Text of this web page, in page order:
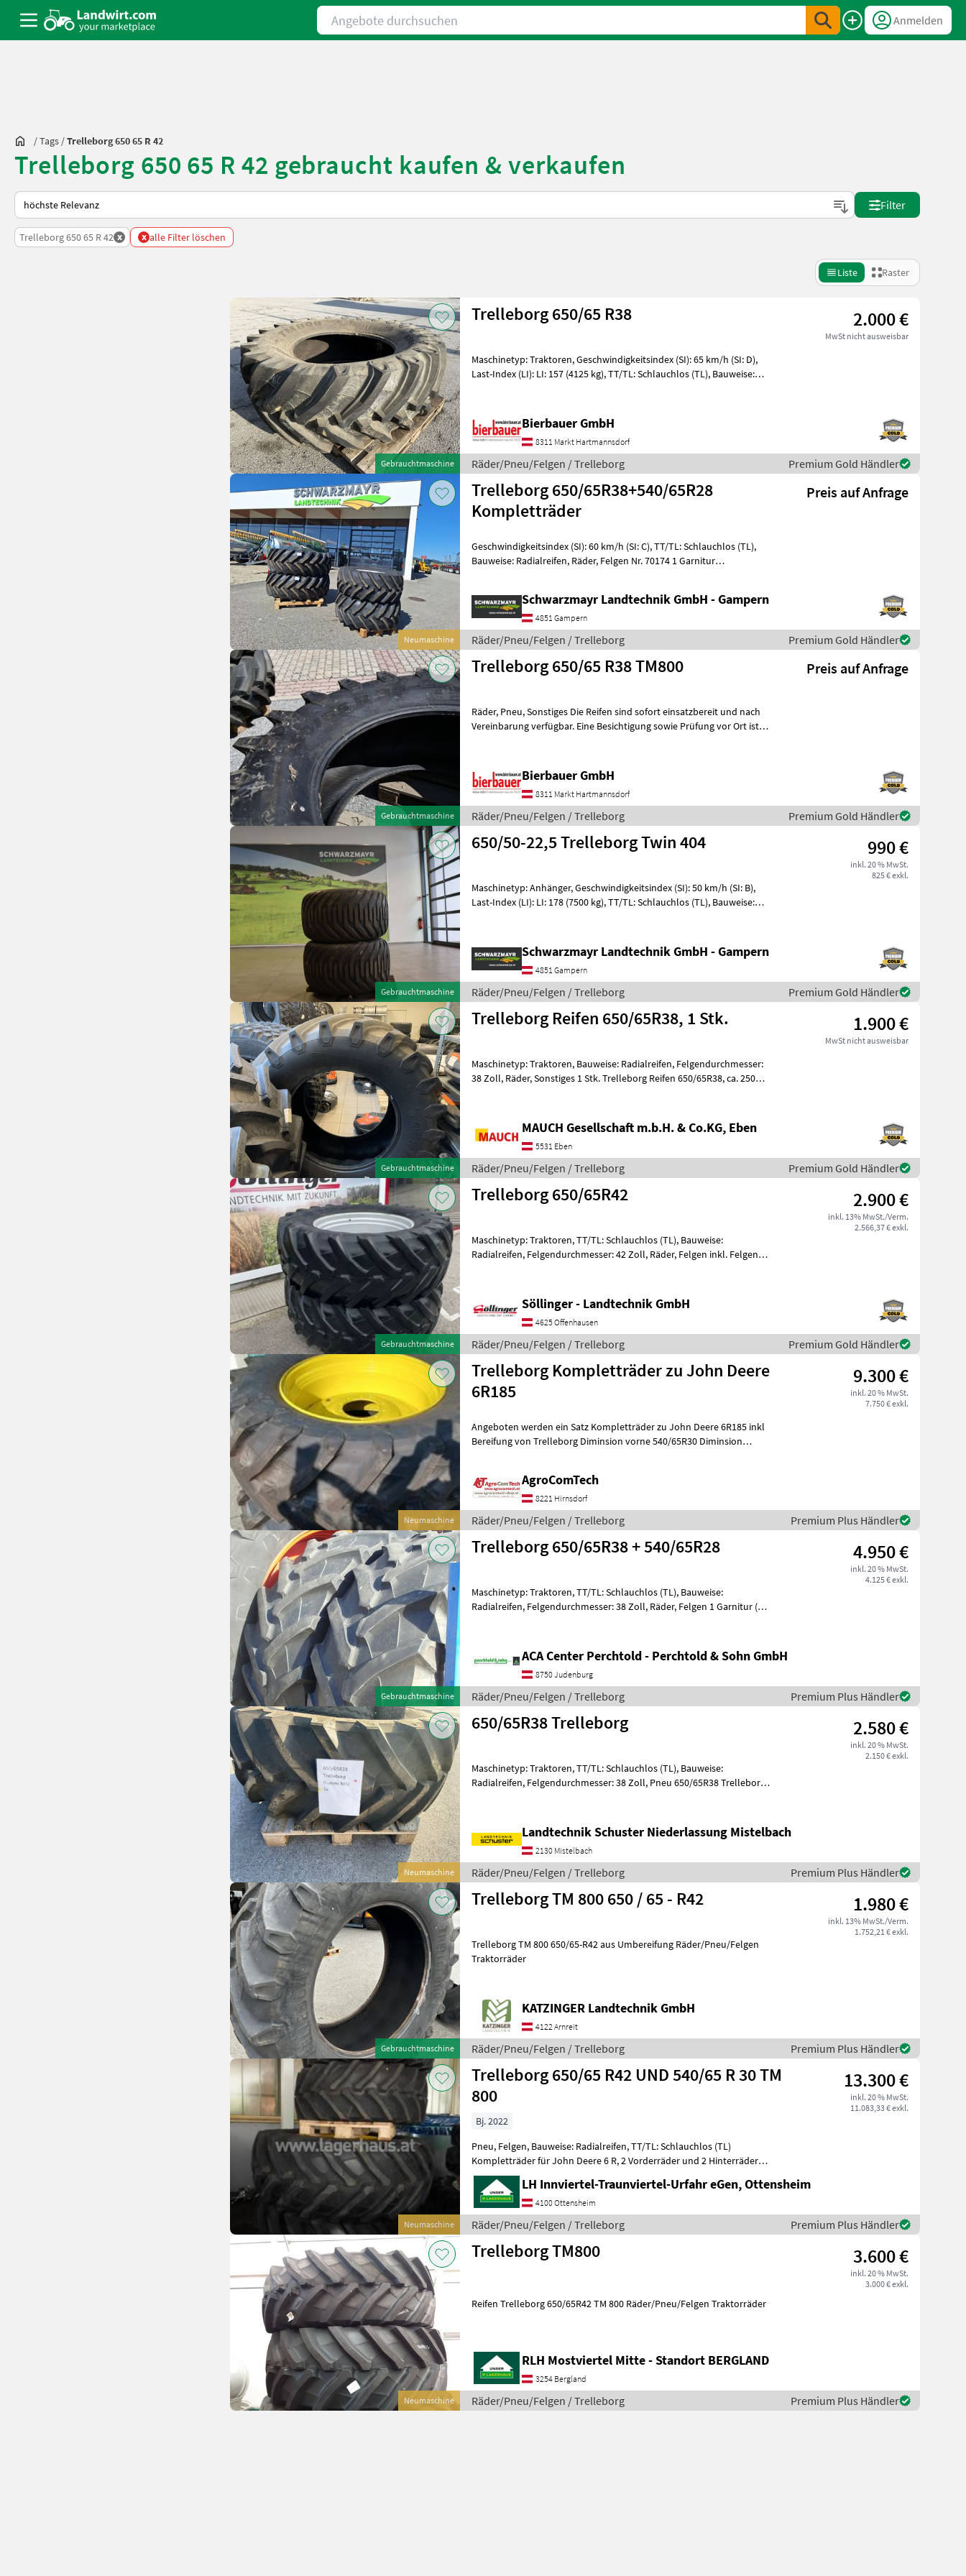
Angebote durchsuchen
Anmelden
/Tags /Trelleborg 650 65 R 42
Trelleborg 650 65 R 42 gebraucht kaufen & verkaufen
So wird auf Landwirt.com sortiert
Filter
Trelleborg 650 65 R 42 x x alle Filter löschen
Liste Raster
Gebrauchtmaschine
Trelleborg 650/65 R38 2.000 €
MwSt nicht ausweisbar
Maschinetyp: Traktoren, Geschwindigkeitsindex (SI): 65 km/h (SI: D),
Last-Index (LI): LI: 157 (4125 kg), TT/TL: Schlauchlos (TL), Bauweise:
Bierbauer GmbH
8311 Markt Hartmannsdorf
Räder/Pneu/Felgen / Trelleborg Premium Gold Händler
Neumaschine
Trelleborg 650/65R38+540/65R28
Kompletträder
Preis auf Anfrage
Geschwindigkeitsindex (SI): 60 km/h (SI: C), TT/TL: Schlauchlos (TL),
Bauweise: Radialreifen, Räder, Felgen Nr. 70174 1 Garnitur
Schwarzmayr Landtechnik GmbH - Gampern
4851 Gampern
Räder/Pneu/Felgen / Trelleborg Premium Gold Händler
Gebrauchtmaschine
Trelleborg 650/65 R38 TM800 Preis auf Anfrage
Räder, Pneu, Sonstiges Die Reifen sind sofort einsatzbereit und nach
Vereinbarung verfügbar. Eine Besichtigung sowie Prüfung vor Ort ist
Bierbauer GmbH
8311 Markt Hartmannsdorf
Räder/Pneu/Felgen / Trelleborg Premium Gold Händler
Gebrauchtmaschine
650/50-22,5 Trelleborg Twin 404 990 €
inkl. 20 % MwSt.
825 € exkl.
Maschinetyp: Anhänger, Geschwindigkeitsindex (SI): 50 km/h (SI: B),
Last-Index (LI): LI: 178 (7500 kg), TT/TL: Schlauchlos (TL), Bauweise:
Schwarzmayr Landtechnik GmbH - Gampern
4851 Gampern
Räder/Pneu/Felgen / Trelleborg Premium Gold Händler
Gebrauchtmaschine
Trelleborg Reifen 650/65R38, 1 Stk. 1.900 €
MwSt nicht ausweisbar
Maschinetyp: Traktoren, Bauweise: Radialreifen, Felgendurchmesser:
38 Zoll, Räder, Sonstiges 1 Stk. Trelleborg Reifen 650/65R38, ca. 250
MAUCH Gesellschaft m.b.H. & Co.KG, Eben
5531 Eben
Räder/Pneu/Felgen / Trelleborg Premium Gold Händler
Gebrauchtmaschine
Trelleborg 650/65R42 2.900 €
inkl. 13% MwSt./Verm.
2.566,37 € exkl.
Maschinetyp: Traktoren, TT/TL: Schlauchlos (TL), Bauweise:
Radialreifen, Felgendurchmesser: 42 Zoll, Räder, Felgen inkl. Felgen
Söllinger - Landtechnik GmbH
4625 Offenhausen
Räder/Pneu/Felgen / Trelleborg Premium Gold Händler
Neumaschine
Trelleborg Kompletträder zu John Deere
6R185
9.300 €
inkl. 20 % MwSt.
7.750 € exkl.
Angeboten werden ein Satz Kompletträder zu John Deere 6R185 inkl
Bereifung von Trelleborg Diminsion vorne 540/65R30 Diminsion
AgroComTech
8221 Hirnsdorf
Räder/Pneu/Felgen / Trelleborg Premium Plus Händler
Gebrauchtmaschine
Trelleborg 650/65R38 + 540/65R28 4.950 €
inkl. 20 % MwSt.
4.125 € exkl.
Maschinetyp: Traktoren, TT/TL: Schlauchlos (TL), Bauweise:
Radialreifen, Felgendurchmesser: 38 Zoll, Räder, Felgen 1 Garnitur (4
ACA Center Perchtold - Perchtold & Sohn GmbH
8750 Judenburg
Räder/Pneu/Felgen / Trelleborg Premium Plus Händler
Neumaschine
650/65R38 Trelleborg 2.580 €
inkl. 20 % MwSt.
2.150 € exkl.
Maschinetyp: Traktoren, TT/TL: Schlauchlos (TL), Bauweise:
Radialreifen, Felgendurchmesser: 38 Zoll, Pneu 650/65R38 Trelleborg
Landtechnik Schuster Niederlassung Mistelbach
2130 Mistelbach
Räder/Pneu/Felgen / Trelleborg Premium Plus Händler
Gebrauchtmaschine
Trelleborg TM 800 650 / 65 - R42 1.980 €
inkl. 13% MwSt./Verm.
1.752,21 € exkl.
Trelleborg TM 800 650/65-R42 aus Umbereifung Räder/Pneu/Felgen
Traktorräder
KATZINGER Landtechnik GmbH
4122 Arnreit
Räder/Pneu/Felgen / Trelleborg Premium Plus Händler
Neumaschine
Trelleborg 650/65 R42 UND 540/65 R 30 TM
800
13.300 €
inkl. 20 % MwSt.
11.083,33 € exkl.
Bj. 2022
Pneu, Felgen, Bauweise: Radialreifen, TT/TL: Schlauchlos (TL)
Kompletträder für John Deere 6 R, 2 Vorderräder und 2 Hinterräder
Serie-6 Zylinder, wegen Umbereifung abzuge
LH Innviertel-Traunviertel-Urfahr eGen, Ottensheim
4100 Ottensheim
Räder/Pneu/Felgen / Trelleborg Premium Plus Händler
Neumaschine
Trelleborg TM800 3.600 €
inkl. 20 % MwSt.
3.000 € exkl.
Reifen Trelleborg 650/65R42 TM 800 Räder/Pneu/Felgen Traktorräder
RLH Mostviertel Mitte - Standort BERGLAND
3254 Bergland
Räder/Pneu/Felgen / Trelleborg Premium Plus Händler